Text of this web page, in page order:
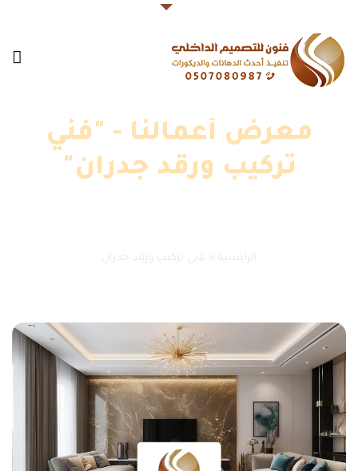
معرض أعمالنا - "فني
تركيب ورقد جدران"
الرئيسية » فني تركيب ورقد جدران